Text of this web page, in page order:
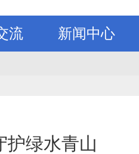
流 新闻中心
护绿水青山